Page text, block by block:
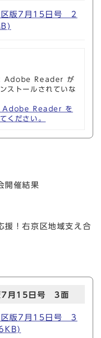
区版7月15日号 2
Adobe Reader が
ストールされていな
Adobe Reader を
ください。
開催結果
援！右京区地域支え合
7月15日号 3面
区版7月15日号 3